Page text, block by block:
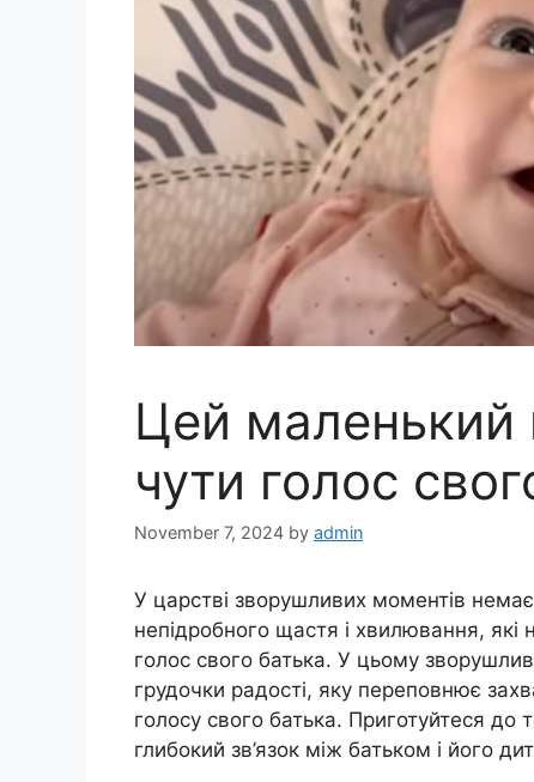
Цей
чути голос
November 7, 2024 by admin
У царстві зворушливих моментів
непідробного щастя і хвилювання,
голос свого батька. У цьому
грудочки радості, яку переповнює
голосу свого батька. Приготуйтеся до
глибокий зв’язок між батьком і його